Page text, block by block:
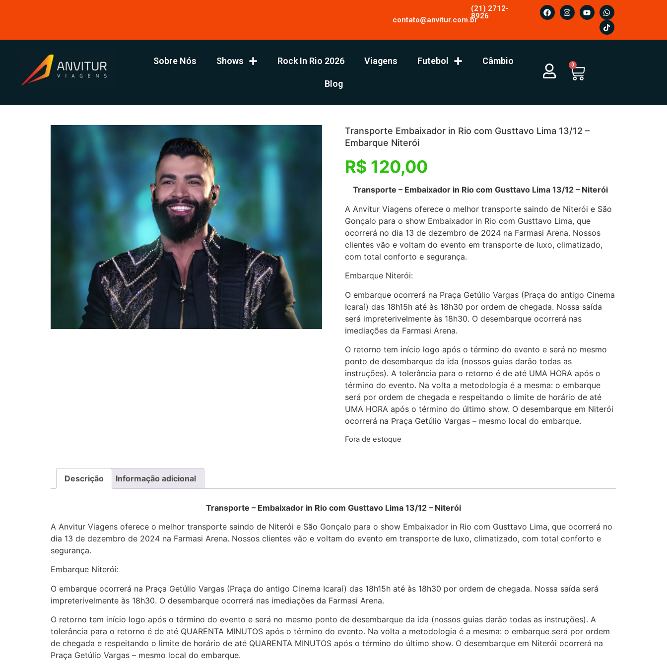
contato@anvitur.com.br
(21) 2712-
8926
Sobre Nós Shows Rock In Rio 2026 Viagens Futebol Câmbio
Blog
0
Transporte Embaixador in Rio com Gusttavo Lima 13/12 –
Embarque Niterói
R$ 120,00
Transporte – Embaixador in Rio com Gusttavo Lima 13/12 – Niterói
A Anvitur Viagens oferece o melhor transporte saindo de Niterói e São
Gonçalo para o show Embaixador in Rio com Gusttavo Lima, que
ocorrerá no dia 13 de dezembro de 2024 na Farmasi Arena. Nossos
clientes vão e voltam do evento em transporte de luxo, climatizado,
com total conforto e segurança.
Embarque Niterói:
O embarque ocorrerá na Praça Getúlio Vargas (Praça do antigo Cinema
Icaraí) das 18h15h até às 18h30 por ordem de chegada. Nossa saída
será impreterivelmente às 18h30. O desembarque ocorrerá nas
imediações da Farmasi Arena.
O retorno tem início logo após o término do evento e será no mesmo
ponto de desembarque da ida (nossos guias darão todas as
instruções). A tolerância para o retorno é de até UMA HORA após o
término do evento. Na volta a metodologia é a mesma: o embarque
será por ordem de chegada e respeitando o limite de horário de até
UMA HORA após o término do último show. O desembarque em Niterói
ocorrerá na Praça Getúlio Vargas – mesmo local do embarque.
Fora de estoque
Descrição Informação adicional
Transporte – Embaixador in Rio com Gusttavo Lima 13/12 – Niterói
A Anvitur Viagens oferece o melhor transporte saindo de Niterói e São Gonçalo para o show Embaixador in Rio com Gusttavo Lima, que ocorrerá no
dia 13 de dezembro de 2024 na Farmasi Arena. Nossos clientes vão e voltam do evento em transporte de luxo, climatizado, com total conforto e
segurança.
Embarque Niterói:
O embarque ocorrerá na Praça Getúlio Vargas (Praça do antigo Cinema Icaraí) das 18h15h até às 18h30 por ordem de chegada. Nossa saída será
impreterivelmente às 18h30. O desembarque ocorrerá nas imediações da Farmasi Arena.
O retorno tem início logo após o término do evento e será no mesmo ponto de desembarque da ida (nossos guias darão todas as instruções). A
tolerância para o retorno é de até QUARENTA MINUTOS após o término do evento. Na volta a metodologia é a mesma: o embarque será por ordem
de chegada e respeitando o limite de horário de até QUARENTA MINUTOS após o término do último show. O desembarque em Niterói ocorrerá na
Praça Getúlio Vargas – mesmo local do embarque.